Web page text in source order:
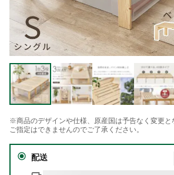
※商品のデザインや仕様、原産国は予告なく変更と
ご指定はできませんのでご了承ください。
配送